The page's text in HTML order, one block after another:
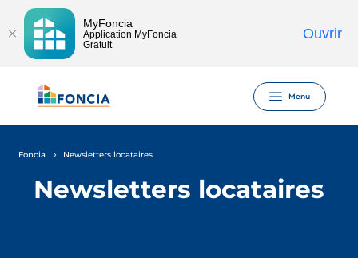
MyFoncia
Application MyFoncia
Gratuit
Ouvrir
Menu
Foncia Newsletters locataires
Newsletters locataires